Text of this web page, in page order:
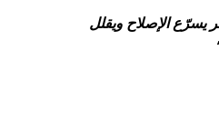
يسرّع الإصلاح ويقلل